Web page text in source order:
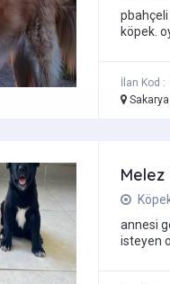
köpek.
İlan Kod :
Melez
annesi
isteyen